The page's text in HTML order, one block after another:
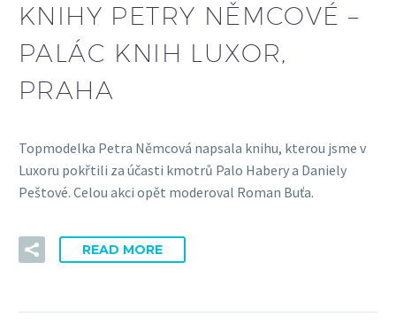
KNIHY PETRY NĚMCOVÉ –
PALÁC KNIH LUXOR,
PRAHA
Topmodelka Petra Němcová napsala knihu, kterou jsme v
Luxoru pokřtili za účasti kmotrů Palo Habery a Daniely
Peštové. Celou akci opět moderoval Roman Buťa.
READ MORE